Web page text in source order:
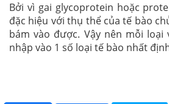
Bởi vì gai glycoprotein hoặc
đặc hiệu với thụ thể của tế bào
bám vào được. Vậy nên mỗi
nhập vào 1 số loại tế bào nhất